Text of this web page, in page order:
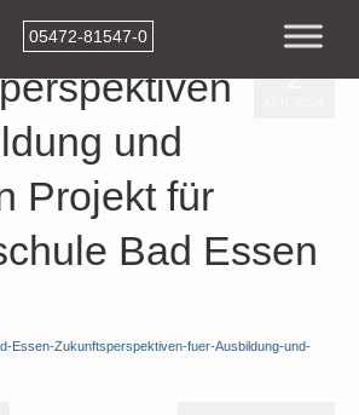
05472-81547-0
2
und
Projekt für
Bad Essen
Essen-Zukunftsperspektiven-fuer-Ausbildung-und-